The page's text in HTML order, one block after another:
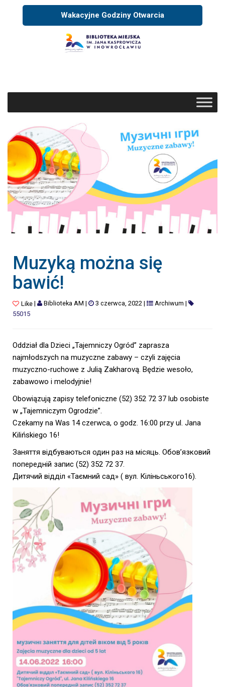
Wakacyjne Godziny Otwarcia
Muzyką można się
bawić!
Like| Biblioteka AM | 3 czerwca, 2022| Archiwum |
55015
Oddział dla Dzieci „Tajemniczy Ogród” zaprasza
najmłodszych na muzyczne zabawy – czyli zajęcia
muzyczno-ruchowe z Julią Zakharovą. Będzie wesoło,
zabawowo i melodyjnie!
Obowiązują zapisy telefoniczne (52) 352 72 37 lub osobiste
w „Tajemniczym Ogrodzie”.
Czekamy na Was 14 czerwca, o godz. 16:00 przy ul. Jana
Kilińskiego 16!
Заняття вiдбуваються один раз на мiсяць. Обов’язковий
попередній запис (52) 352 72 37.
Дитячий відділ «Таємний сад» ( вул. Кiлiньського16).